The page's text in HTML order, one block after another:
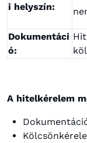
i helyszín:
Dokumentáci
ó:
A hitelkérelem